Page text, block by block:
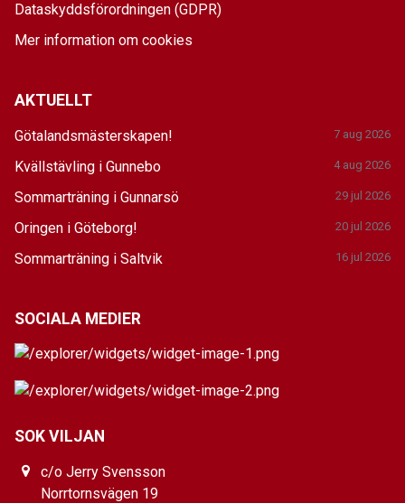
Dataskyddsförordningen (GDPR)
Mer information om cookies
AKTUELLT
Götalandsmästerskapen! 7 aug 2026
Kvällstävling i Gunnebo 4 aug 2026
Sommarträning i Gunnarsö 29 jul 2026
Oringen i Göteborg! 20 jul 2026
Sommarträning i Saltvik 16 jul 2026
SOCIALA MEDIER
SOK VILJAN
c/o Jerry Svensson
Norrtornsvägen 19